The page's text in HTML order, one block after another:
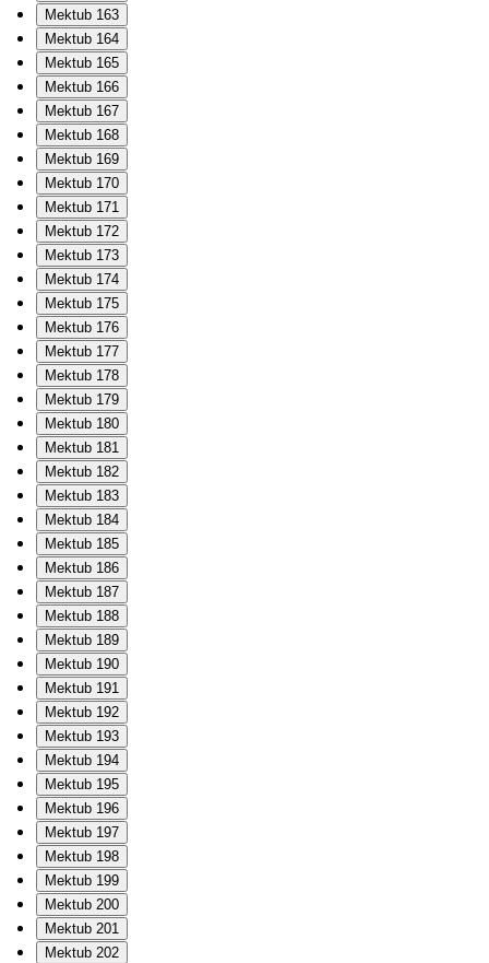
Mektub 163
Mektub 164
Mektub 165
Mektub 166
Mektub 167
Mektub 168
Mektub 169
Mektub 170
Mektub 171
Mektub 172
Mektub 173
Mektub 174
Mektub 175
Mektub 176
Mektub 177
Mektub 178
Mektub 179
Mektub 180
Mektub 181
Mektub 182
Mektub 183
Mektub 184
Mektub 185
Mektub 186
Mektub 187
Mektub 188
Mektub 189
Mektub 190
Mektub 191
Mektub 192
Mektub 193
Mektub 194
Mektub 195
Mektub 196
Mektub 197
Mektub 198
Mektub 199
Mektub 200
Mektub 201
Mektub 202